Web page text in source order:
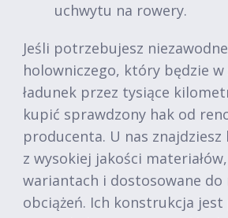
uchwytu na rowery.
Jeśli potrzebujesz
holowniczego, który będzie
ładunek przez tysiące
kupić sprawdzony hak od
producenta. U nas znajdziesz
z wysokiej jakości
wariantach i dostosowane do
obciążeń. Ich konstrukcja